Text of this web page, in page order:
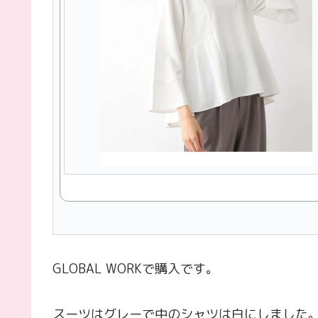
GLOBAL WORKで購入です。
スーツはグレーで中のシャツは白にしました